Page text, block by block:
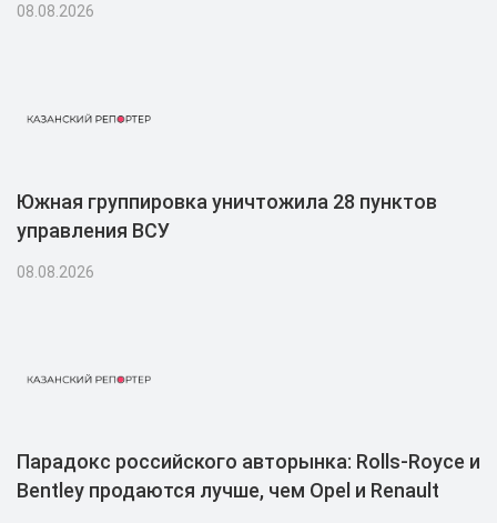
08.08.2026
Южная группировка уничтожила 28 пунктов
управления ВСУ
08.08.2026
Парадокс российского авторынка: Rolls-Royce и
Bentley продаются лучше, чем Opel и Renault